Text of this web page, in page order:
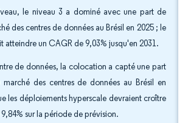
le niveau 3 a dominé avec une part de
des centres de données au Brésil en 2025 ; le
atteindre un CAGR de 9,03% jusqu'en 2031.
de données, la colocation a capté une part
des centres de données au Brésil en
les déploiements hyperscale devraient croître
sur la période de prévision.